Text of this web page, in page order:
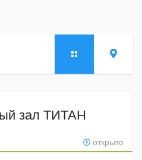
зал ТИТАН
открыто